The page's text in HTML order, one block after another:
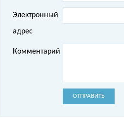
Электронный
адрес
Комментарий
ОТПРАВИТЬ